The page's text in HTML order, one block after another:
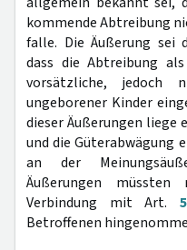
kommende Abtreibung
falle. Die Äußerung sei
dass die Abtreibung
vorsätzliche, jedoch
ungeborener Kinder
dieser Äußerungen liege
und die Güterabwägung
an der
Äußerungen
Verbindung mit Art. 5
Betroffenen